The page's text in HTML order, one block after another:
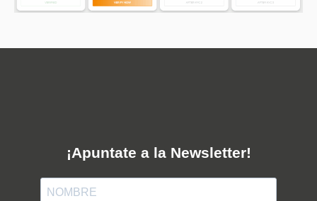
¡Apuntate a la Newsletter!